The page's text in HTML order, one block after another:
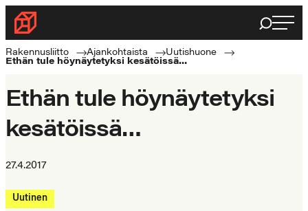
Siirry
suoraan
sisältöön
Rakennusliitto
Rakennusalan
ammattilaisten
Haku
Rakennusliitto Ajankohtaista
Uutishuone
Ethän tule höynäytetyksi kesätöissä…
Ethän tule höynäytetyksi
kesätöissä…
27.4.2017
Uutinen